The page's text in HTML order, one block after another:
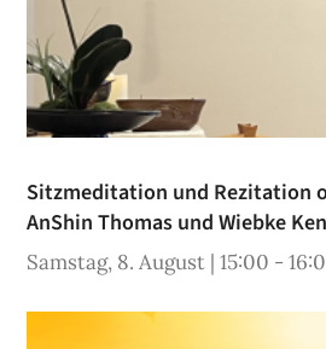
Sitzmeditation und Rezitation
AnShin Thomas und Wiebke
Samstag, 8. August | 15:00 -